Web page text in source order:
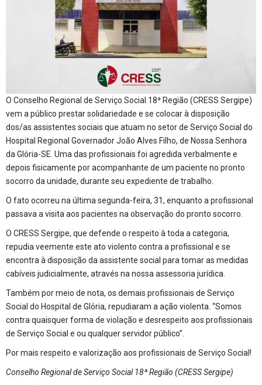
O Conselho Regional de Serviço Social 18ª Região (CRESS Sergipe)
vem a público prestar solidariedade e se colocar à disposição
dos/as assistentes sociais que atuam no setor de Serviço Social do
Hospital Regional Governador João Alves Filho, de Nossa Senhora
da Glória-SE. Uma das profissionais foi agredida verbalmente e
depois fisicamente por acompanhante de um paciente no pronto
socorro da unidade, durante seu expediente de trabalho.
O fato ocorreu na última segunda-feira, 31, enquanto a profissional
passava a visita aos pacientes na observação do pronto socorro.
O CRESS Sergipe, que defende o respeito à toda a categoria,
repudia veemente este ato violento contra a profissional e se
encontra à disposição da assistente social para tomar as medidas
cabíveis judicialmente, através na nossa assessoria jurídica.
Também por meio de nota, os demais profissionais de Serviço
Social do Hospital de Glória, repudiaram a ação violenta. “Somos
contra quaisquer forma de violação e desrespeito aos profissionais
de Serviço Social e ou qualquer servidor público”.
Por mais respeito e valorização aos profissionais de Serviço Social!
Conselho Regional de Serviço Social 18ª Região (CRESS Sergipe)